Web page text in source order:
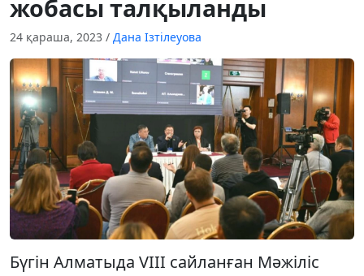
жобасы талқыланды
24 қараша, 2023 / Дана Ізтілеуова
Бүгін Алматыда VIII сайланған Мәжіліс